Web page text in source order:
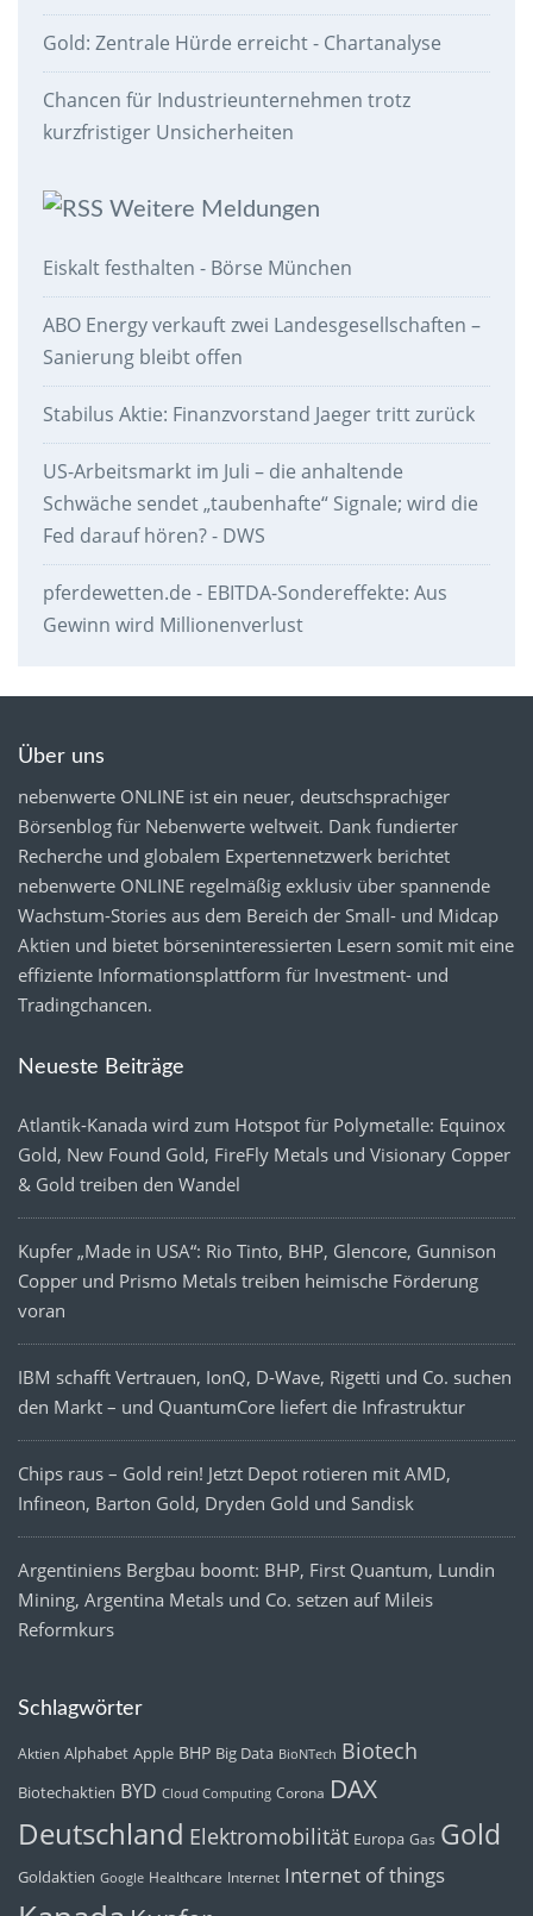
Gold: Zentrale Hürde erreicht - Chartanalyse
Chancen für Industrieunternehmen trotz
kurzfristiger Unsicherheiten
Weitere Meldungen
Eiskalt festhalten - Börse München
ABO Energy verkauft zwei Landesgesellschaften –
Sanierung bleibt offen
Stabilus Aktie: Finanzvorstand Jaeger tritt zurück
US-Arbeitsmarkt im Juli – die anhaltende
Schwäche sendet „taubenhafte“ Signale; wird die
Fed darauf hören? - DWS
pferdewetten.de - EBITDA-Sondereffekte: Aus
Gewinn wird Millionenverlust
Über uns
nebenwerte ONLINE ist ein neuer, deutschsprachiger
Börsenblog für Nebenwerte weltweit. Dank fundierter
Recherche und globalem Expertennetzwerk berichtet
nebenwerte ONLINE regelmäßig exklusiv über spannende
Wachstum-Stories aus dem Bereich der Small- und Midcap
Aktien und bietet börseninteressierten Lesern somit mit eine
effiziente Informationsplattform für Investment- und
Tradingchancen.
Neueste Beiträge
Atlantik-Kanada wird zum Hotspot für Polymetalle: Equinox
Gold, New Found Gold, FireFly Metals und Visionary Copper
& Gold treiben den Wandel
Kupfer „Made in USA“: Rio Tinto, BHP, Glencore, Gunnison
Copper und Prismo Metals treiben heimische Förderung
voran
IBM schafft Vertrauen, IonQ, D-Wave, Rigetti und Co. suchen
den Markt – und QuantumCore liefert die Infrastruktur
Chips raus – Gold rein! Jetzt Depot rotieren mit AMD,
Infineon, Barton Gold, Dryden Gold und Sandisk
Argentiniens Bergbau boomt: BHP, First Quantum, Lundin
Mining, Argentina Metals und Co. setzen auf Mileis
Reformkurs
Schlagwörter
Aktien Alphabet Apple BHP Big Data BioNTech Biotech
Biotechaktien BYD Cloud Computing Corona DAX
Deutschland Elektromobilität Europa Gas Gold
Goldaktien Google Healthcare Internet Internet of things